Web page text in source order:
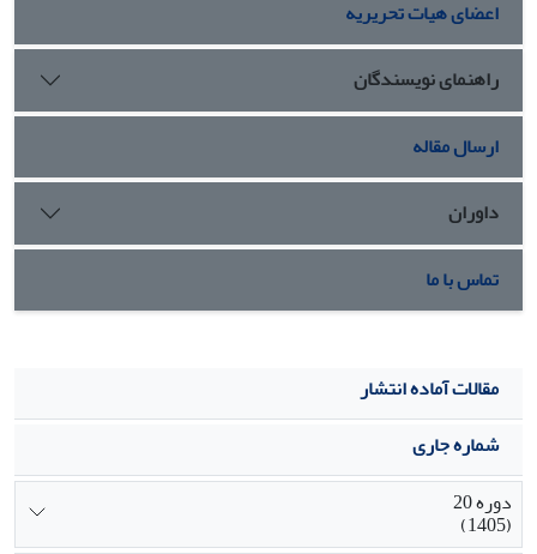
برای دانش‏آموزان مفید ارزیابی می‏شود.
اعضای هیات تحریریه
راهنمای نویسندگان
ارسال مقاله
داوران
تماس با ما
مقالات آماده انتشار
شماره جاری
دوره 20
(1405)